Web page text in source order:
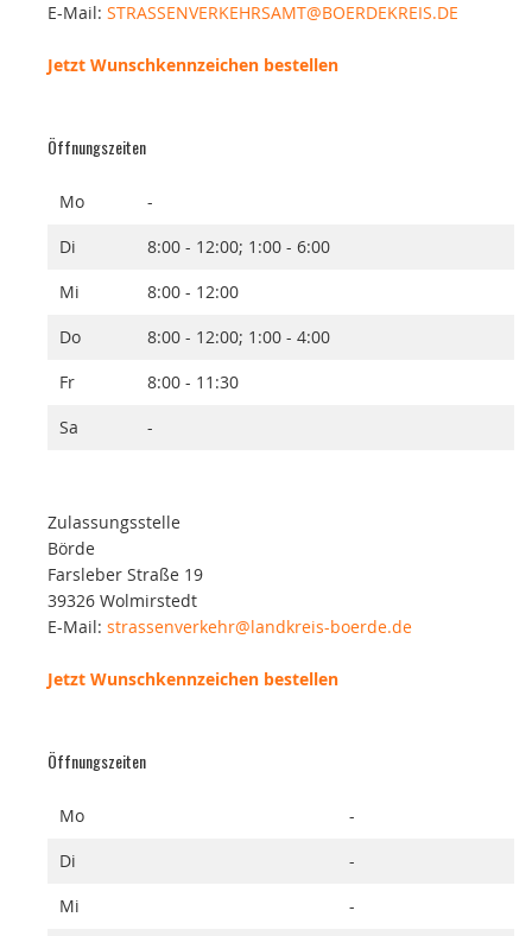
E-Mail: STRASSENVERKEHRSAMT@BOERDEKREIS.DE
Jetzt Wunschkennzeichen bestellen
Öffnungszeiten
Mo
-
Di
8:00 - 12:00; 1:00 - 6:00
Mi
8:00 - 12:00
Do
8:00 - 12:00; 1:00 - 4:00
Fr
8:00 - 11:30
Sa
-
Zulassungsstelle
Börde
Farsleber Straße 19
39326 Wolmirstedt
E-Mail: strassenverkehr@landkreis-boerde.de
Jetzt Wunschkennzeichen bestellen
Öffnungszeiten
Mo
-
Di
-
Mi
-